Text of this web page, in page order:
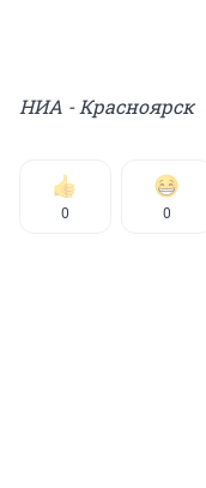
НИА - Красноярск
0 0